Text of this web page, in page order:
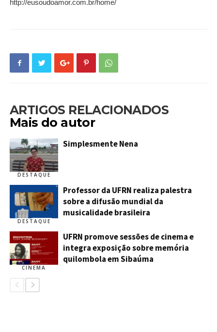
http://eusoudoamor.com.br/home/
ARTIGOS RELACIONADOS
Mais do autor
DESTAQUE
Simplesmente Nena
DESTAQUE
Professor da UFRN realiza palestra
sobre a difusão mundial da
musicalidade brasileira
CINEMA
UFRN promove sessões de cinema e
integra exposição sobre memória
quilombola em Sibaúma